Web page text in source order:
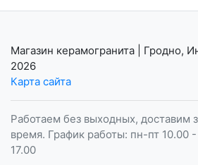
Магазин керамогранита | Гродно,
2026
Карта сайта
Работаем без выходных, доставим
время. График работы: пн-пт 10.00
17.00